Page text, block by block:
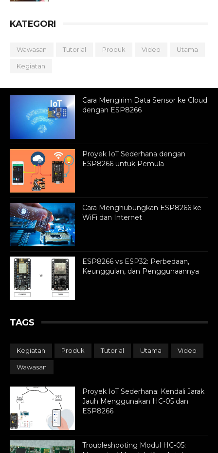
KATEGORI
Wawasan Tutorial Produk Video Utama
Kegiatan
Cara Mengirim Data Sensor ke Cloud
dengan ESP8266
Proyek IoT Sederhana dengan
ESP8266 untuk Pemula
Cara Menghubungkan ESP8266 ke
WiFi dan Internet
ESP8266 vs ESP32: Perbedaan,
Keunggulan, dan Penggunaannya
TAGS
Kegiatan Produk Tutorial Utama Video
Wawasan
Proyek IoT Sederhana: Kendali Jarak
Jauh Menggunakan HC-05 dan
ESP8266
Troubleshooting Modul HC-05: